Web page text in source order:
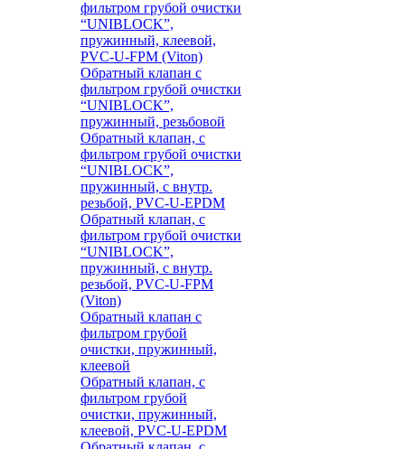
фильтром грубой очистки
“UNIBLOCK”,
пружинный, клеевой,
PVC-U-FPM (Viton)
Обратный клапан с
фильтром грубой очистки
“UNIBLOCK”,
пружинный, резьбовой
Обратный клапан, с
фильтром грубой очистки
“UNIBLOCK”,
пружинный, с внутр.
резьбой, PVC-U-EPDM
Обратный клапан, с
фильтром грубой очистки
“UNIBLOCK”,
пружинный, с внутр.
резьбой, PVC-U-FPM
(Viton)
Обратный клапан с
фильтром грубой
очистки, пружинный,
клеевой
Обратный клапан, с
фильтром грубой
очистки, пружинный,
клеевой, PVC-U-EPDM